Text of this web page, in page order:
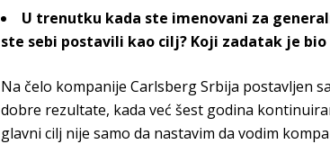
U trenutku kada ste imenovani za
ste sebi postavili kao cilj? Koji zadatak je
Na čelo kompanije Carlsberg Srbija postavljen
dobre rezultate, kada već šest godina
glavni cilj nije samo da nastavim da vodim